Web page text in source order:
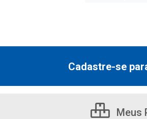
Cadastre-se
Meus